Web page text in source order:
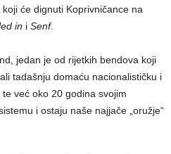
će dignuti Koprivničance na
in i Senf.
jedan je od rijetkih bendova koji
tadašnju domaću nacionalističku i
već oko 20 godina svojim
i ostaju naše najjače „oružje“